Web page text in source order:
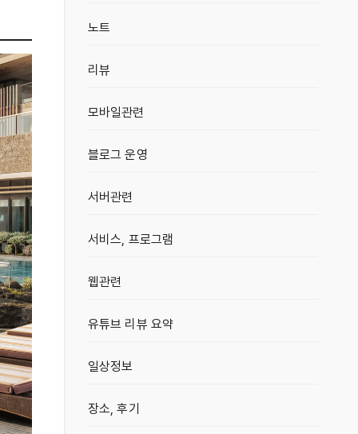
노트
리뷰
모바일관련
블로그 운영
서버관련
서비스, 프로그램
웹관련
유튜브 리뷰 요약
일상정보
장소, 후기